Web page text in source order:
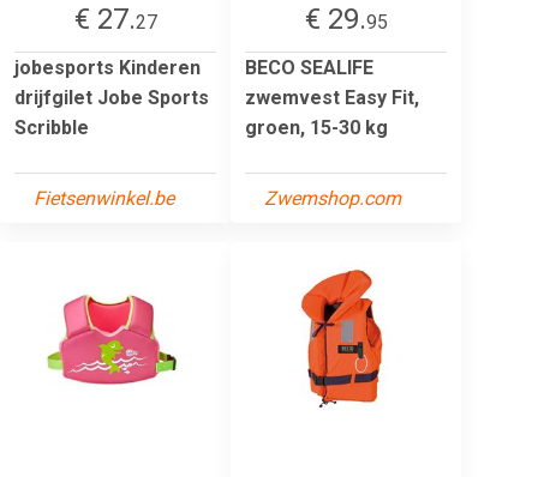
€ 27.27
jobesports Kinderen
drijfgilet Jobe Sports
Scribble
Fietsenwinkel.be
€ 29.95
BECO SEALIFE
zwemvest Easy Fit,
groen, 15-30 kg
Zwemshop.com